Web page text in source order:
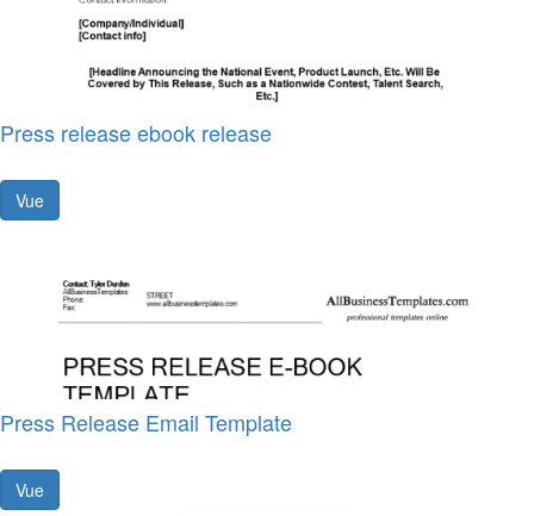
Press release ebook release
Vue
Press Release Email Template
Vue